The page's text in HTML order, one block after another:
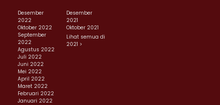
Desember
2022
Oktober 2022
September
2022
Agustus 2022
Juli 2022
Juni 2022
Mei 2022
April 2022
Maret 2022
Februari 2022
Januari 2022
Desember
2021
Oktober 2021
Lihat semua di
2021 >